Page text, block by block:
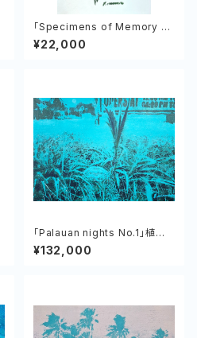
「Specimens of Memory N
o.5 Plauan woman」 植村友
哉 紙、アクリル
¥22,000
「Palauan nights No.1」植村
友哉 キャンバス、アクリル
¥132,000